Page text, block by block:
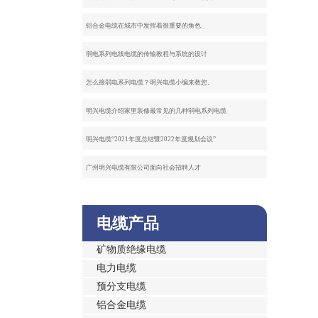
铝合金电缆在城市中发挥着很重要的角色
弱电系列电线电缆的传输教程与系统的设计
怎么接弱电系列电缆？明兴电缆小编来教您。
明兴电缆介绍家里装修最常见的几种弱电系列电缆
明兴电缆“2021年度总结暨2022年度规划会议”
广州明兴电缆有限公司面向社会招聘人才
电缆产品
矿物质绝缘电缆
电力电缆
预分支电缆
铝合金电缆